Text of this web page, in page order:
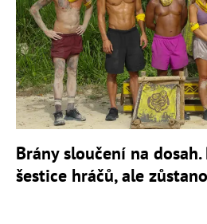
Brány sloučení na
šestice hráčů, ale